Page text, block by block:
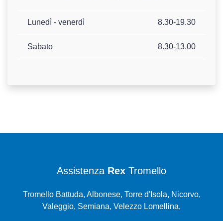
Lunedì - venerdì 8.30-19.30
Sabato 8.30-13.00
Assistenza Rex Tromello
Tromello Battuda, Albonese, Torre d'Isola, Nicorvo,
Valeggio, Semiana, Velezzo Lomellina,